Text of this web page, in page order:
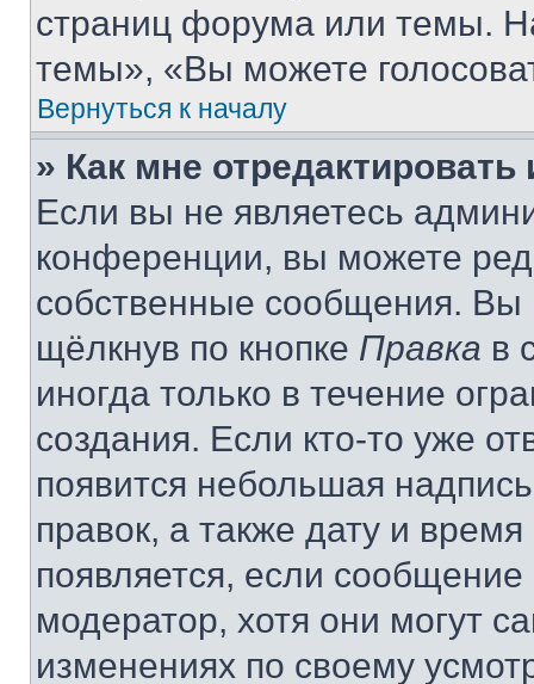
страниц форума или темы.
темы», «Вы можете
Вернуться к началу
» Как мне
Если вы не являетесь
конференции, вы можете
собственные сообщения. Вы
щёлкнув по кнопке Правка в
иногда только в течение
создания. Если кто-то уже
появится небольшая
правок, а также дату и
появляется, если
модератор, хотя они могут
изменениях по своему